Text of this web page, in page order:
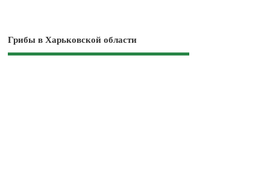
Грибы в Харьковской области